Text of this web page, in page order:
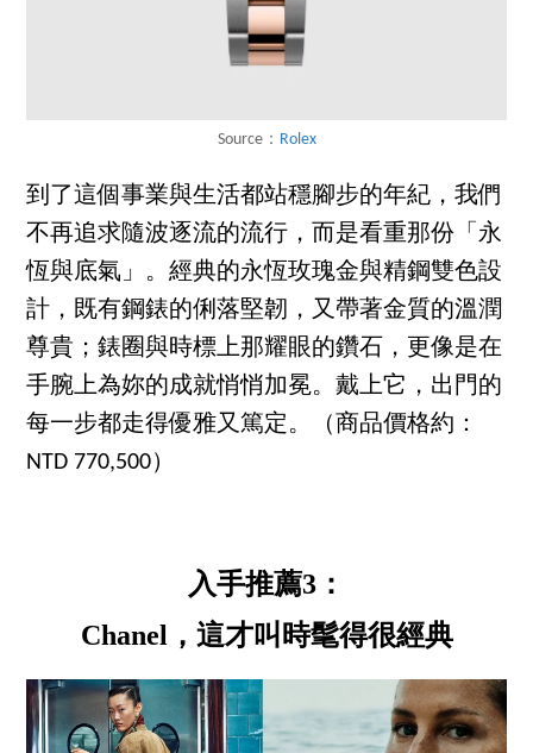
Source： Rolex
到了這個事業與生活都站穩腳步的年紀，我們
不再追求隨波逐流的流行，而是看重那份「永
恆與底氣」。經典的永恆玫瑰金與精鋼雙色設
計，既有鋼錶的俐落堅韌，又帶著金質的溫潤
尊貴；錶圈與時標上那耀眼的鑽石，更像是在
手腕上為妳的成就悄悄加冕。戴上它，出門的
每一步都走得優雅又篤定。（商品價格約：
NTD 770,500）
入手推薦3：
Chanel，這才叫時髦得很經典